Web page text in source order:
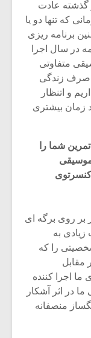
گذشته عادت
که تنها دو یا
برنامه ریزی
حاضر در حدود ۵۰ برنامه در سال اجرا
متفاوتی
صرف زندگی
و اتنظار
زمان بیشتری
شما را
بر روی برگه ای
به
را که
مقابل
اجرا کننده
در اثر آشکار
منصفانه
موسیقی
برگزار
سکانسی
موسیقی